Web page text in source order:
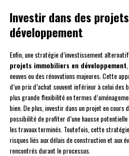
Investir dans des
développement
Enfin, une stratégie d’investissement
projets immobiliers en développement
neuves ou des rénovations majeures. Cette
d’un prix d’achat souvent inférieur à celui des
plus grande flexibilité en termes
bien. De plus, investir dans un projet en cours
possibilité de profiter d’une hausse
les travaux terminés. Toutefois, cette
risques liés aux délais de construction et aux
rencontrés durant le processus.